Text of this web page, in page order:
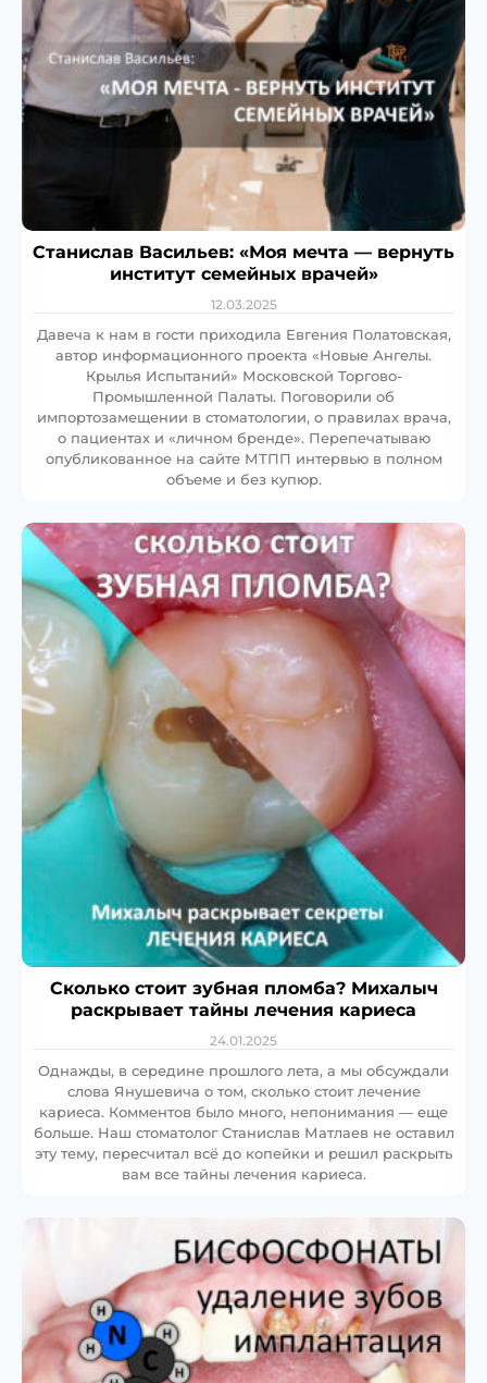
Станислав Васильев: «Моя мечта — вернуть
институт семейных врачей»
12.03.2025
Давеча к нам в гости приходила Евгения Полатовская,
автор информационного проекта «Новые Ангелы.
Крылья Испытаний» Московской Торгово-
Промышленной Палаты. Поговорили об
импортозамещении в стоматологии, о правилах врача,
о пациентах и «личном бренде». Перепечатываю
опубликованное на сайте МТПП интервью в полном
объеме и без купюр.
Сколько стоит зубная пломба? Михалыч
раскрывает тайны лечения кариеса
24.01.2025
Однажды, в середине прошлого лета, а мы обсуждали
слова Янушевича о том, сколько стоит лечение
кариеса. Комментов было много, непонимания — еще
больше. Наш стоматолог Станислав Матлаев не оставил
эту тему, пересчитал всё до копейки и решил раскрыть
вам все тайны лечения кариеса.